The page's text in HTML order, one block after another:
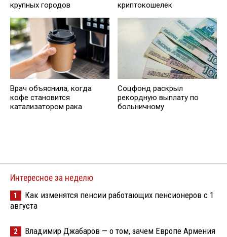
крупных городов
криптокошелек
Врач объяснила, когда
кофе становится
катализатором рака
Соцфонд раскрыл
рекордную выплату по
больничному
Интересное за неделю
1
Как изменятся пенсии работающих пенсионеров с 1
августа
2 Владимир Джабаров — о том, зачем Европе Армения